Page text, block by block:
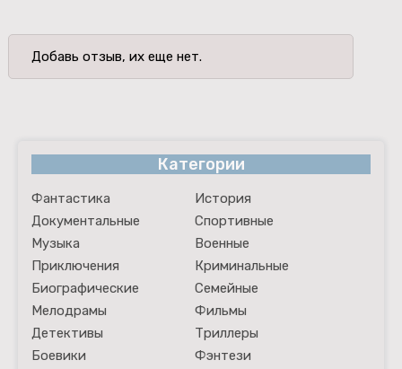
Добавь отзыв, их еще нет.
Категории
Фантастика
История
Документальные
Спортивные
Музыка
Военные
Приключения
Криминальные
Биографические
Семейные
Мелодрамы
Фильмы
Детективы
Триллеры
Боевики
Фэнтези